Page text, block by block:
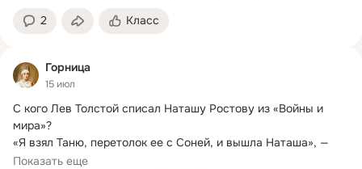
2 Класс
Горница
15 июл
С кого Лев Толстой списал Наташу Ростову из «Войны и
мира»?
«Я взял Таню, перетолок ее с Соней, и вышла Наташа», —
объяснял будущий классик природу своей героини.
Показать еще